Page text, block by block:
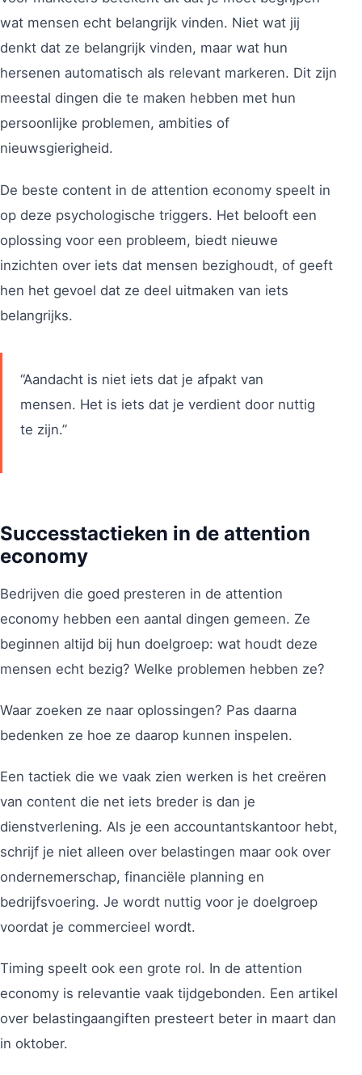
wat mensen echt belangrijk vinden. Niet wat jij
denkt dat ze belangrijk vinden, maar wat hun
hersenen automatisch als relevant markeren. Dit zijn
meestal dingen die te maken hebben met hun
persoonlijke problemen, ambities of
nieuwsgierigheid.
De beste content in de attention economy speelt in
op deze psychologische triggers. Het belooft een
oplossing voor een probleem, biedt nieuwe
inzichten over iets dat mensen bezighoudt, of geeft
hen het gevoel dat ze deel uitmaken van iets
belangrijks.
“Aandacht is niet iets dat je afpakt van
mensen. Het is iets dat je verdient door nuttig
te zijn.”
Successtactieken in de attention
economy
Bedrijven die goed presteren in de attention
economy hebben een aantal dingen gemeen. Ze
beginnen altijd bij hun doelgroep: wat houdt deze
mensen echt bezig? Welke problemen hebben ze?
Waar zoeken ze naar oplossingen? Pas daarna
bedenken ze hoe ze daarop kunnen inspelen.
Een tactiek die we vaak zien werken is het creëren
van content die net iets breder is dan je
dienstverlening. Als je een accountantskantoor hebt,
schrijf je niet alleen over belastingen maar ook over
ondernemerschap, financiële planning en
bedrijfsvoering. Je wordt nuttig voor je doelgroep
voordat je commercieel wordt.
Timing speelt ook een grote rol. In de attention
economy is relevantie vaak tijdgebonden. Een artikel
over belastingaangiften presteert beter in maart dan
in oktober.